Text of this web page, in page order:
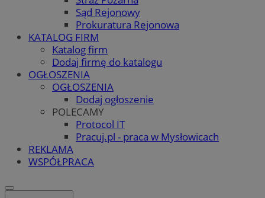
Sąd Rejonowy
Prokuratura Rejonowa
KATALOG FIRM
Katalog firm
Dodaj firmę do katalogu
OGŁOSZENIA
OGŁOSZENIA
Dodaj ogłoszenie
POLECAMY
Protocol IT
Pracuj.pl - praca w Mysłowicach
REKLAMA
WSPÓŁPRACA